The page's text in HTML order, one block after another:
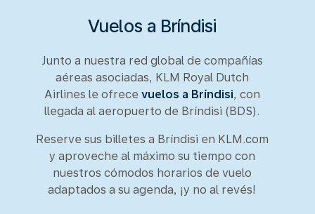
Vuelos a Bríndisi
Junto a nuestra red global de compañías
aéreas asociadas, KLM Royal Dutch
Airlines le ofrece vuelos a Bríndisi, con
llegada al aeropuerto de Bríndisi (BDS).
Reserve sus billetes a Bríndisi en KLM.com
y aproveche al máximo su tiempo con
nuestros cómodos horarios de vuelo
adaptados a su agenda, ¡y no al revés!